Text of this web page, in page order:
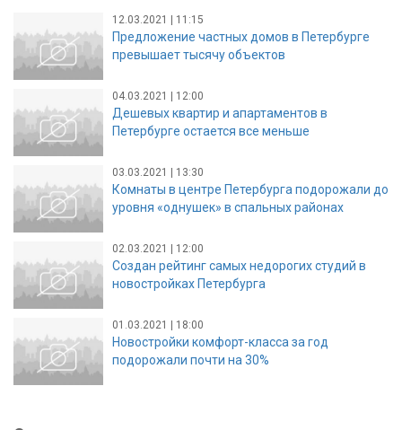
12.03.2021 | 11:15
Предложение частных домов в Петербурге
превышает тысячу объектов
04.03.2021 | 12:00
Дешевых квартир и апартаментов в
Петербурге остается все меньше
03.03.2021 | 13:30
Комнаты в центре Петербурга подорожали до
уровня «однушек» в спальных районах
02.03.2021 | 12:00
Создан рейтинг самых недорогих студий в
новостройках Петербурга
01.03.2021 | 18:00
Новостройки комфорт-класса за год
подорожали почти на 30%